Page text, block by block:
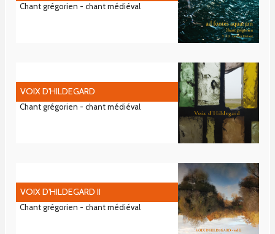
Chant grégorien - chant médiéval
VOIX D'HILDEGARD
Chant grégorien - chant médiéval
VOIX D'HILDEGARD II
Chant grégorien - chant médiéval